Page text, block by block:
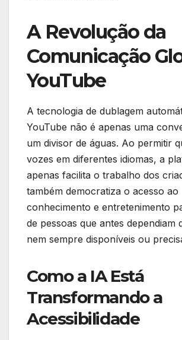
A Revolução da
Comunicação
YouTube
A tecnologia de dublagem
YouTube não é apenas uma
um divisor de águas. Ao permitir
vozes em diferentes idiomas, a
apenas facilita o trabalho dos
também democratiza o acesso ao
conhecimento e entretenimento
de pessoas que antes dependiam
nem sempre disponíveis ou
Como a IA Está
Transformando a
Acessibilidade